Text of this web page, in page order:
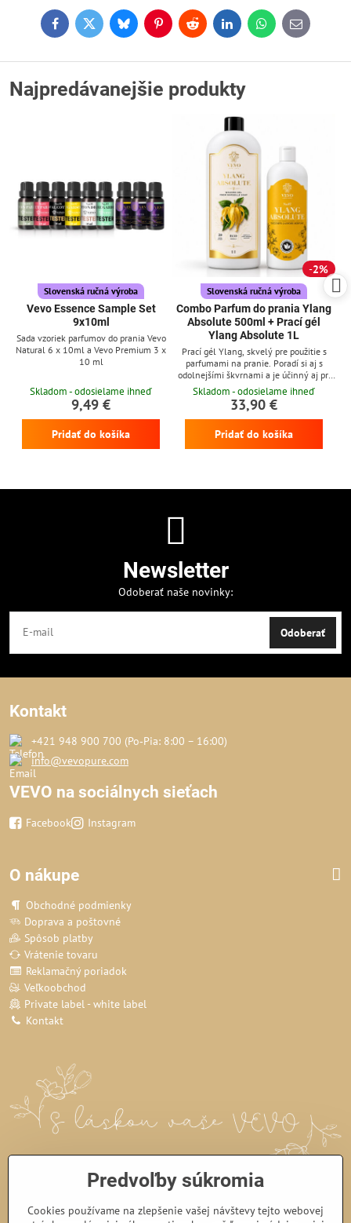
FacebookTwitterBlueskyPinterestReddit LinkedInWhatsApp
E-
mail
Najpredávanejšie produkty
Slovenská ručná výroba
Vevo Essence Sample Set
9x10ml
Sada vzoriek parfumov do prania Vevo
Natural 6 x 10ml a Vevo Premium 3 x
10 ml
Skladom - odosielame ihneď
9,49 €
Pridať do košíka
2%
Slovenská ručná výroba
Combo Parfum do prania Ylang
Absolute 500ml + Prací gél
Ylang Absolute 1L
Prací gél Ylang, skvelý pre použitie s
parfumami na pranie. Poradí si aj s
odolnejšími škvrnami a je účinný aj pri
nízkych teplotách
Skladom - odosielame ihneď
33,90 €
Pridať do košíka
Newsletter
Odoberať naše novinky:
Odoberať
Kontakt
+421 948 900 700 (Po‑Pia: 8:00 – 16:00)
info@vevopure.com
VEVO na sociálnych sieťach
Facebook Instagram
O nákupe
Obchodné podmienky
Doprava a poštovné
Spôsob platby
Vrátenie tovaru
Reklamačný poriadok
Veľkoobchod
Private label - white label
Kontakt
Predvoľby súkromia
Cookies používame na zlepšenie vašej návštevy tejto webovej